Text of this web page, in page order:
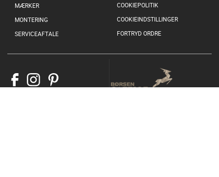
MÆRKER
MONTERING
SERVICEAFTALE
COOKIEPOLITIK
COOKIEINDSTILLINGER
FORTRYD ORDRE